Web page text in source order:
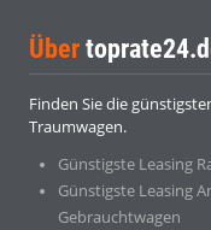
Über
Finden Sie die
Traumwagen.
Günstigste Leasing
Günstigste Leasing
Gebrauchtwagen